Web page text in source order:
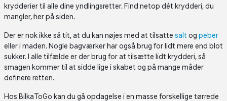
krydderier til alle dine yndlingsretter. Find netop dét krydderi, du
mangler, her på siden.
Der er nok ikke så tit, at du kan nøjes med at tilsatte salt og peber
eller i maden. Nogle bagværker har også brug for lidt mere end blot
sukker. I alle tilfælde er der brug for at tilsætte lidt krydderi, så
smagen kommer til at sidde lige i skabet og på mange måder
definere retten.
Hos BilkaToGo kan du gå opdagelse i en masse forskellige tørrede